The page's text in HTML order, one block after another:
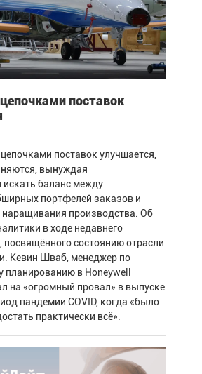
поставок
поставок улучшается,
вынуждая
искать баланс между
портфелей заказов и
производства. Об
в ходе недавнего
посвящённого состоянию отрасли
Кевин Шваб, менеджер по
планированию в Honeywell
на «огромный провал» в выпуске
пандемии COVID, когда «было
практически всё».